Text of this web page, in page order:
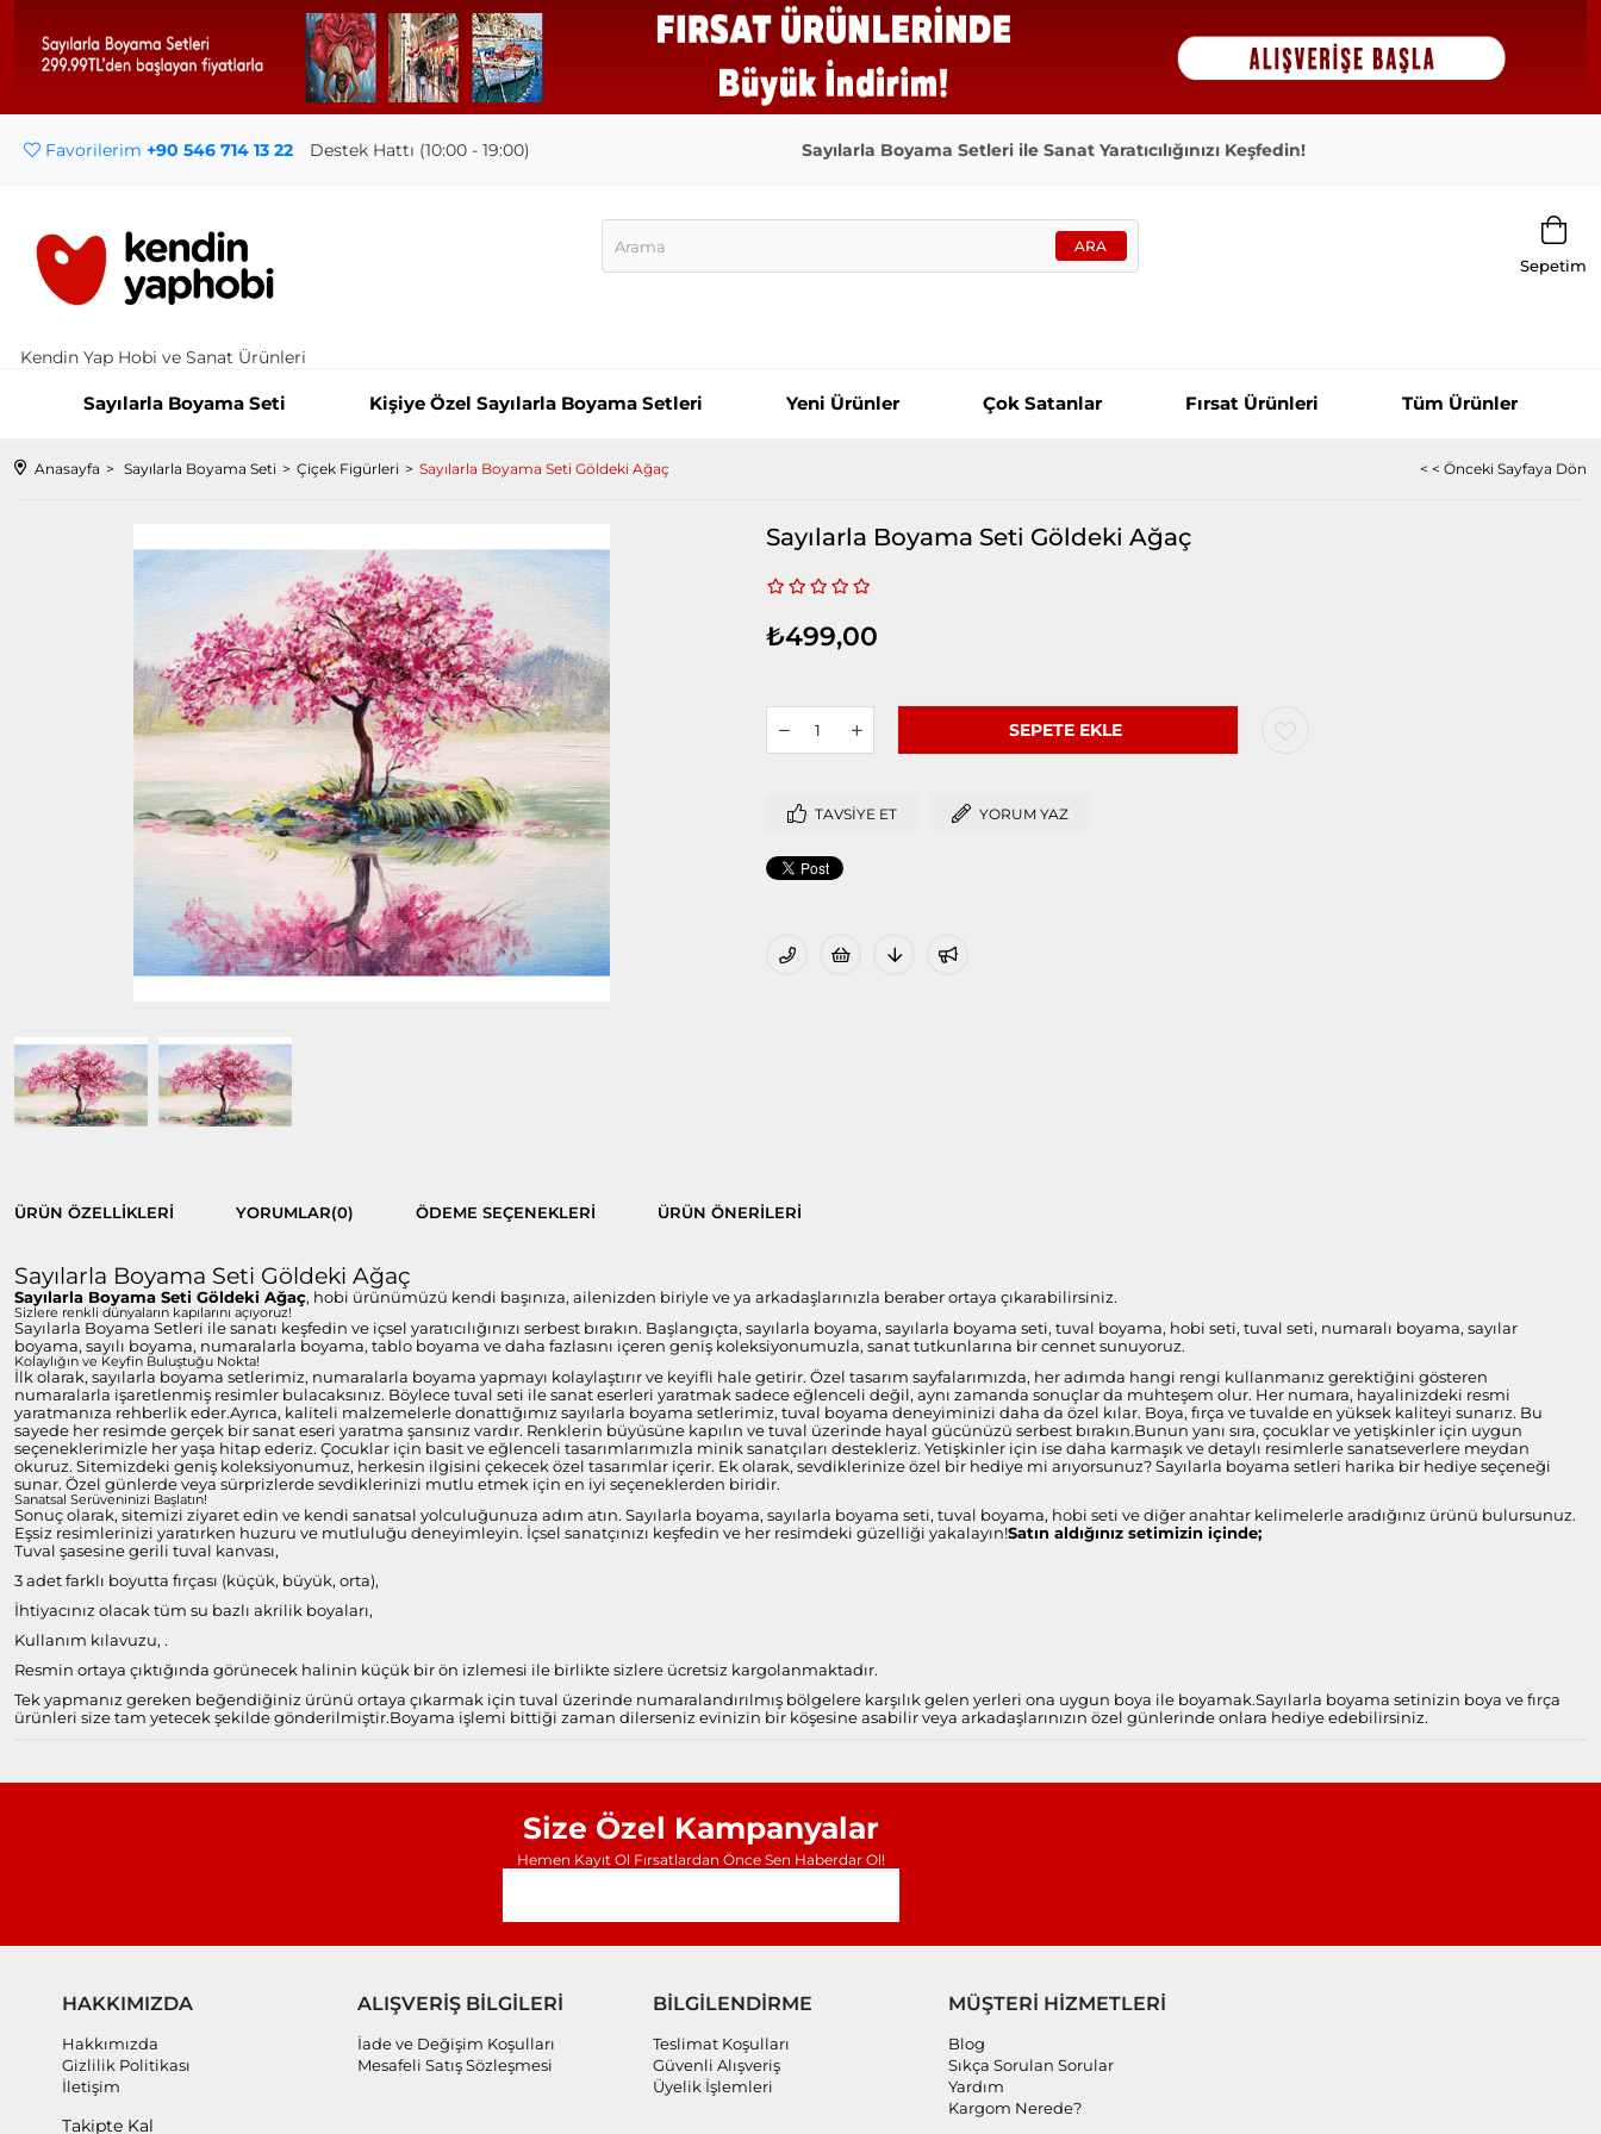
Favorilerim +90 546 714 13 22 Destek Hattı (10:00 - 19:00) Sayılarla Boyama Setleri ile Sanat Yaratıcılığınızı Keşfedin!
Kendin Yap Hobi ve Sanat Ürünleri
Sepetim
Sayılarla Boyama Seti Kişiye Özel Sayılarla Boyama Setleri Yeni Ürünler Çok Satanlar Fırsat Ürünleri Tüm Ürünler
Anasayfa Sayılarla Boyama Seti Çiçek Figürleri Sayılarla Boyama Seti Göldeki Ağaç < < Önceki Sayfaya Dön
Sayılarla Boyama Seti Göldeki Ağaç
₺499,00
TAVSIYE ET YORUM YAZ
ÜRÜN ÖZELLIKLERI YORUMLAR(0) ÖDEME SEÇENEKLERI ÜRÜN ÖNERILERI
Sayılarla Boyama Seti Göldeki Ağaç
Sayılarla Boyama Seti Göldeki Ağaç, hobi ürünümüzü kendi başınıza, ailenizden biriyle ve ya arkadaşlarınızla beraber ortaya çıkarabilirsiniz.
Sizlere renkli dünyaların kapılarını açıyoruz!
Sayılarla Boyama Setleri ile sanatı keşfedin ve içsel yaratıcılığınızı serbest bırakın. Başlangıçta, sayılarla boyama, sayılarla boyama seti, tuval boyama, hobi seti, tuval seti, numaralı boyama, sayılar
boyama, sayılı boyama, numaralarla boyama, tablo boyama ve daha fazlasını içeren geniş koleksiyonumuzla, sanat tutkunlarına bir cennet sunuyoruz.
Kolaylığın ve Keyfin Buluştuğu Nokta!
İlk olarak, sayılarla boyama setlerimiz, numaralarla boyama yapmayı kolaylaştırır ve keyifli hale getirir. Özel tasarım sayfalarımızda, her adımda hangi rengi kullanmanız gerektiğini gösteren
numaralarla işaretlenmiş resimler bulacaksınız. Böylece tuval seti ile sanat eserleri yaratmak sadece eğlenceli değil, aynı zamanda sonuçlar da muhteşem olur. Her numara, hayalinizdeki resmi
yaratmanıza rehberlik eder.Ayrıca, kaliteli malzemelerle donattığımız sayılarla boyama setlerimiz, tuval boyama deneyiminizi daha da özel kılar. Boya, fırça ve tuvalde en yüksek kaliteyi sunarız. Bu
sayede her resimde gerçek bir sanat eseri yaratma şansınız vardır. Renklerin büyüsüne kapılın ve tuval üzerinde hayal gücünüzü serbest bırakın.Bunun yanı sıra, çocuklar ve yetişkinler için uygun
seçeneklerimizle her yaşa hitap ederiz. Çocuklar için basit ve eğlenceli tasarımlarımızla minik sanatçıları destekleriz. Yetişkinler için ise daha karmaşık ve detaylı resimlerle sanatseverlere meydan
okuruz. Sitemizdeki geniş koleksiyonumuz, herkesin ilgisini çekecek özel tasarımlar içerir. Ek olarak, sevdiklerinize özel bir hediye mi arıyorsunuz? Sayılarla boyama setleri harika bir hediye seçeneği
sunar. Özel günlerde veya sürprizlerde sevdiklerinizi mutlu etmek için en iyi seçeneklerden biridir.
Sanatsal Serüveninizi Başlatın!
Sonuç olarak, sitemizi ziyaret edin ve kendi sanatsal yolculuğunuza adım atın. Sayılarla boyama, sayılarla boyama seti, tuval boyama, hobi seti ve diğer anahtar kelimelerle aradığınız ürünü bulursunuz.
Eşsiz resimlerinizi yaratırken huzuru ve mutluluğu deneyimleyin. İçsel sanatçınızı keşfedin ve her resimdeki güzelliği yakalayın!Satın aldığınız setimizin içinde;
Tuval şasesine gerili tuval kanvası,
3 adet farklı boyutta fırçası (küçük, büyük, orta),
İhtiyacınız olacak tüm su bazlı akrilik boyaları,
Kullanım kılavuzu, .
Resmin ortaya çıktığında görünecek halinin küçük bir ön izlemesi ile birlikte sizlere ücretsiz kargolanmaktadır.
Tek yapmanız gereken beğendiğiniz ürünü ortaya çıkarmak için tuval üzerinde numaralandırılmış bölgelere karşılık gelen yerleri ona uygun boya ile boyamak.Sayılarla boyama setinizin boya ve fırça
ürünleri size tam yetecek şekilde gönderilmiştir.Boyama işlemi bittiği zaman dilerseniz evinizin bir köşesine asabilir veya arkadaşlarınızın özel günlerinde onlara hediye edebilirsiniz.
Size Özel Kampanyalar
Hemen Kayıt Ol Fırsatlardan Önce Sen Haberdar Ol!
HAKKIMIZDA
Hakkımızda
Gizlilik Politikası
İletişim
Takipte Kal
ALIŞVERİŞ BİLGİLERİ
İade ve Değişim Koşulları
Mesafeli Satış Sözleşmesi
BİLGİLENDİRME
Teslimat Koşulları
Güvenli Alışveriş
Üyelik İşlemleri
MÜŞTERİ HİZMETLERİ
Blog
Sıkça Sorulan Sorular
Yardım
Kargom Nerede?